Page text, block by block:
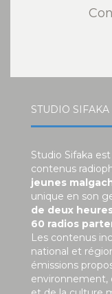
STUDIO SIFAKA
Studio Sifaka
contenus
jeunes
unique en son
de deux
60 radios
Les contenus
national et
émissions
environnement,